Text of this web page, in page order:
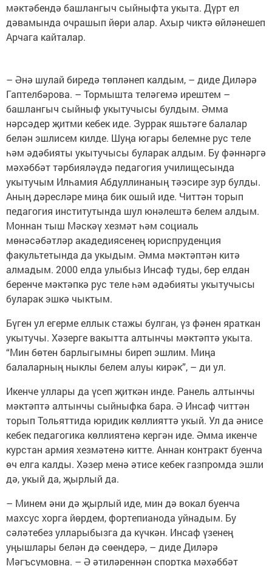
мәктәбендә башлангыч сыйныфта укыта. Дүрт ел
дәвамында очрашып йөри алар. Ахыр чиктә өйләнешеп
Арчага кайталар.
– Әнә шулай биредә төпләнеп калдым, – диде Диләрә
Гаптелбәрова. – Тормышта теләгемә ирештем –
башлангыч сыйныф укытучысы булдым. Әмма
нәрсәдер җитми кебек иде. Зуррак яшьтәге балалар
белән эшлисем килде. Шуңа югары белемне рус теле
һәм әдәбияты укытучысы буларак алдым. Бу фәннәргә
мәхәббәт тәрбияләүдә педагогия училищесында
укытучым Илһамия Абдуллинаның тәэсире зур булды.
Аның дәресләре миңа бик ошый иде. Читтән торып
педагогия институтында шул юнәлештә белем алдым.
Моннан тыш Мәскәү хезмәт һәм социаль
мөнәсәбәтләр акадедиясенең юриспруденция
факультетында да укыдым. Әмма мәктәптән китә
алмадым. 2000 елда улыбыз Инсаф туды, бер елдан
беренче мәктәпкә рус теле һәм әдәбияты укытучысы
буларак эшкә чыктым.
Бүген ул егерме еллык стажы булган, үз фәнен яраткан
укытучы. Хәзерге вакытта алтынчы мәктәптә укыта.
“Мин бөтен барлыгымны биреп эшлим. Миңа
балаларның ныклы белем алуы кирәк”, – ди ул.
Икенче уллары да үсеп җиткән инде. Ранель алтынчы
мәктәптә алтынчы сыйныфка бара. Ә Инсаф читтән
торып Тольяттида юридик көллияттә укый. Ул да әнисе
кебек педагогика көллиятенә кергән иде. Әмма икенче
курстан армия хезмәтенә китте. Аннан контракт буенча
өч елга калды. Хәзер менә әтисе кебек газпромда эшли
дә, укый да, җырлый да.
– Минем әни дә җырлый иде, мин дә вокал буенча
махсус хорга йөрдем, фортепианода уйнадым. Бу
сәләтебез улларыбызга да күчкән. Инсаф үзенең
уңышлары белән дә сөендерә, – диде Диләрә
Мәгъсумовна. – Ә әтиләреннән спортка мәхәббәт